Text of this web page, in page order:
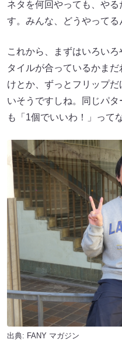
ネタを何回やっても、や
す。みんな、どうやってる
これから、まずはいろい
タイルが合っているかま
けとか、ずっとフリップ
いそうですしね。同じパ
も「1個でいいわ！」って
出典: FANY マガジン